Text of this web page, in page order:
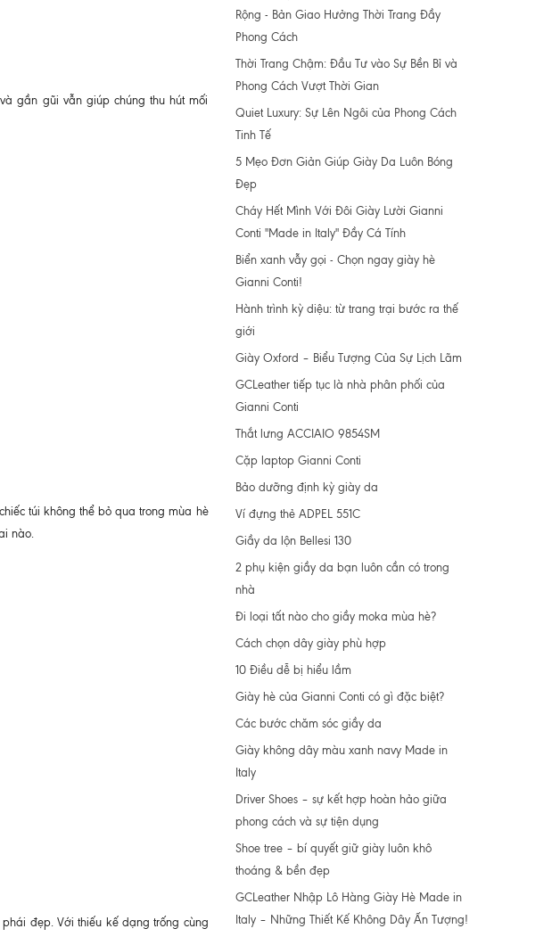
gần gũi vẫn giúp chúng thu hút mối
túi không thể bỏ qua trong mùa hè
nào.
đẹp. Với thiếu kế dạng trống cùng
Rộng - Bản Giao Hưởng Thời Trang Đầy
Phong Cách
Thời Trang Chậm: Đầu Tư vào Sự Bền Bỉ và
Phong Cách Vượt Thời Gian
Quiet Luxury: Sự Lên Ngôi của Phong Cách
Tinh Tế
5 Mẹo Đơn Giản Giúp Giày Da Luôn Bóng
Đẹp
Cháy Hết Mình Với Đôi Giày Lười Gianni
Conti "Made in Italy" Đầy Cá Tính
Biển xanh vẫy gọi - Chọn ngay giày hè
Gianni Conti!
Hành trình kỳ diệu: từ trang trại bước ra thế
giới
Giày Oxford – Biểu Tượng Của Sự Lịch Lãm
GCLeather tiếp tục là nhà phân phối của
Gianni Conti
Thắt lưng ACCIAIO 9854SM
Cặp laptop Gianni Conti
Bảo dưỡng định kỳ giày da
Ví đựng thẻ ADPEL 551C
Giầy da lộn Bellesi 130
2 phụ kiện giầy da bạn luôn cần có trong
nhà
Đi loại tất nào cho giầy moka mùa hè?
Cách chọn dây giày phù hợp
10 Điều dễ bị hiểu lầm
Giày hè của Gianni Conti có gì đặc biệt?
Các bước chăm sóc giầy da
Giày không dây màu xanh navy Made in
Italy
Driver Shoes – sự kết hợp hoàn hảo giữa
phong cách và sự tiện dụng
Shoe tree – bí quyết giữ giày luôn khô
thoáng & bền đẹp
GCLeather Nhập Lô Hàng Giày Hè Made in
Italy – Những Thiết Kế Không Dây Ấn Tượng!